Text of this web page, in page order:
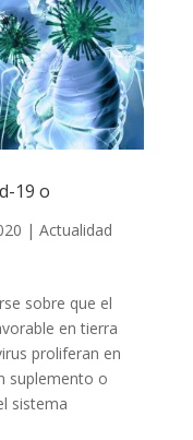
19 o
| Actualidad
sobre que el
en tierra
proliferan en
suplemento o
sistema